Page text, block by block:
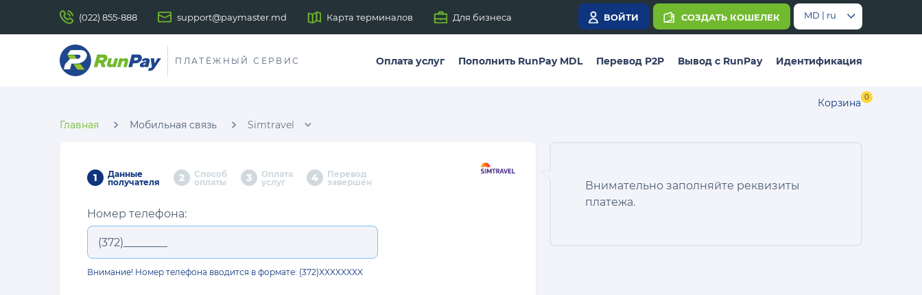
(022) 855-888 support@paymaster.md Карта терминалов Для бизнеса ВОЙТИ СОЗДАТЬ КОШЕЛЕК MD | ru
ПЛАТЁЖНЫЙ СЕРВИС Оплата услуг Пополнить RunPay MDL Перевод P2P Вывод с RunPay Идентификация
Корзина 0
Главная Мобильная связь Simtravel
1
Данные
получателя
2
Способ
оплаты
3
Оплата
услуг
4
Перевод
завершён
Номер телефона:
Внимание! Номер телефона вводится в формате: (372)XXXXXXXX
Внимательно заполняйте реквизиты
платежа.